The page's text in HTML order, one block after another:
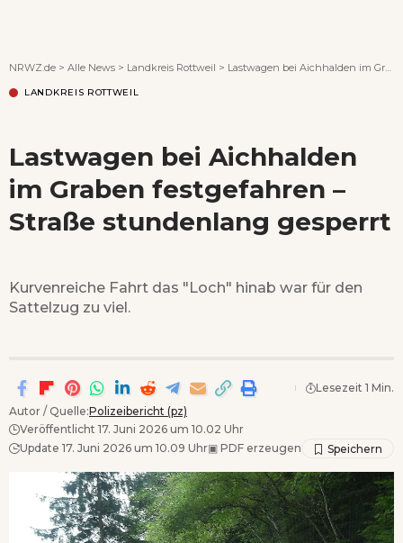
NRWZ.de > Alle News > Landkreis Rottweil > Lastwagen bei Aichhalden im Graben festgefahren – Straße stundenlang gesperrt
LANDKREIS ROTTWEIL
Lastwagen bei Aichhalden
im Graben festgefahren –
Straße stundenlang gesperrt
Kurvenreiche Fahrt das "Loch" hinab war für den
Sattelzug zu viel.
Autor / Quelle:Polizeibericht (pz)
Veröffentlicht 17. Juni 2026 um 10.02 Uhr
Update 17. Juni 2026 um 10.09 Uhr▣ PDF erzeugen
Lesezeit 1 Min.